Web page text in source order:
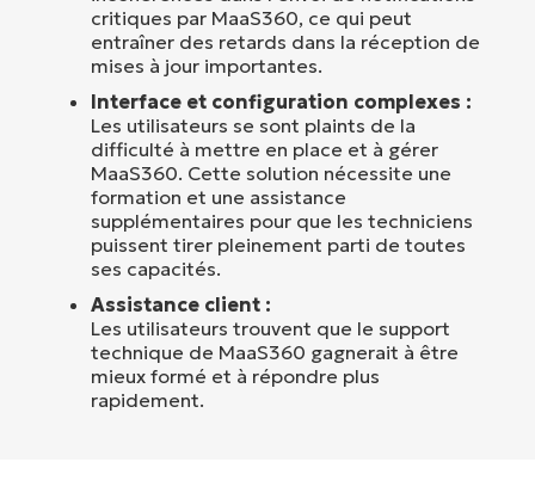
critiques par MaaS360, ce qui peut
entraîner des retards dans la réception de
mises à jour importantes.
Interface et configuration complexes :
Les utilisateurs se sont plaints de la
difficulté à mettre en place et à gérer
MaaS360. Cette solution nécessite une
formation et une assistance
supplémentaires pour que les techniciens
puissent tirer pleinement parti de toutes
ses capacités.
Assistance client :
Les utilisateurs trouvent que le support
technique de MaaS360 gagnerait à être
mieux formé et à répondre plus
rapidement.